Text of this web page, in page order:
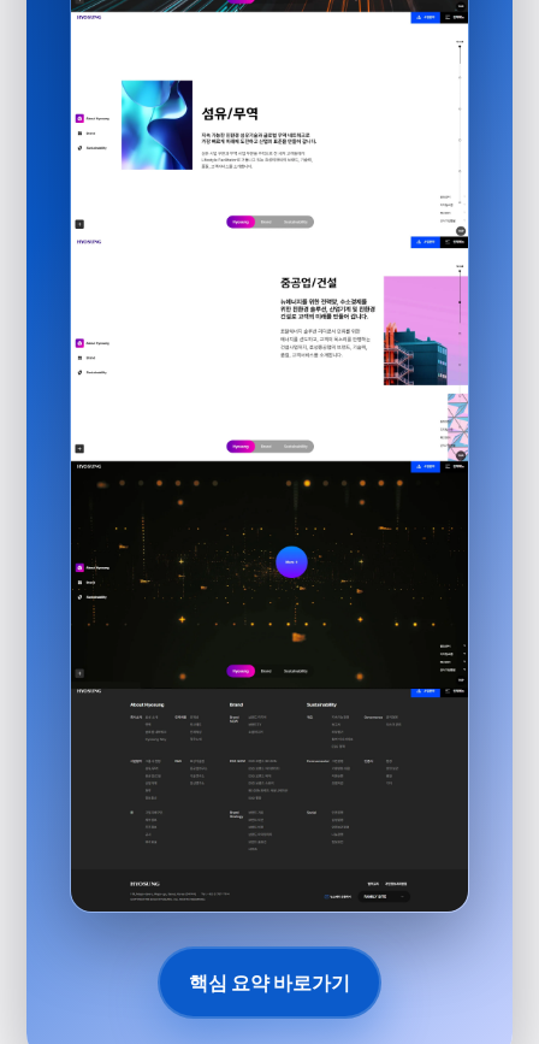
핵심 요약 바로가기